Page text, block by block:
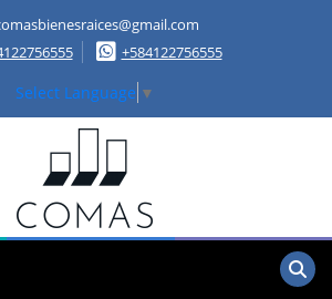
+584122756555
Select Language ▼